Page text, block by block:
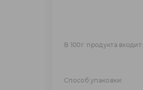
В 100г. продукта входит:
Способ упаковки: